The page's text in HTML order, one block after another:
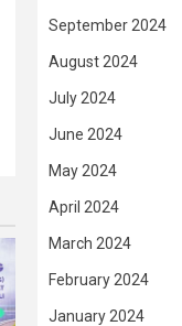
September 2024
August 2024
July 2024
June 2024
May 2024
April 2024
March 2024
February 2024
January 2024